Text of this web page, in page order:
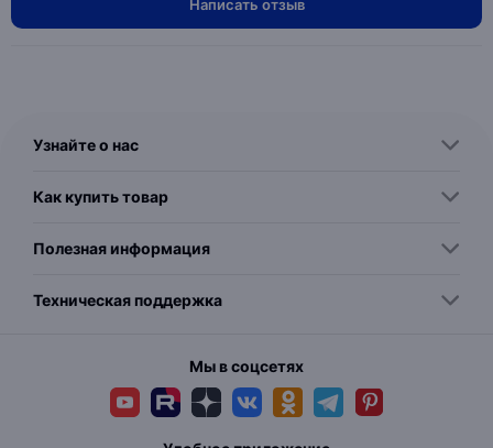
Написать отзыв
Узнайте о нас
Как купить товар
Полезная информация
Техническая поддержка
Мы в соцсетях